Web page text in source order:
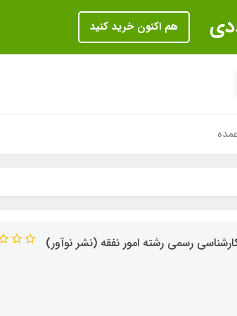
هم اکنون خرید کنید
رسمی رشته امور نفقه (نشر نوآور)